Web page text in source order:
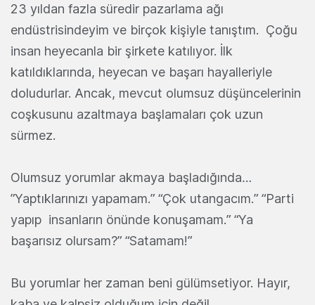
23 yıldan fazla süredir pazarlama ağı
endüstrisindeyim ve birçok kişiyle tanıştım. Çoğu
insan heyecanla bir şirkete katılıyor. İlk
katıldıklarında, heyecan ve başarı hayalleriyle
doludurlar. Ancak, mevcut olumsuz düşüncelerinin
coşkusunu azaltmaya başlamaları çok uzun
sürmez.
Olumsuz yorumlar akmaya başladığında…
”Yaptıklarınızı yapamam.” “Çok utangacım.” “Parti
yapıp insanların önünde konuşamam.” “Ya
başarısız olursam?” “Satamam!”
Bu yorumlar her zaman beni gülümsetiyor. Hayır,